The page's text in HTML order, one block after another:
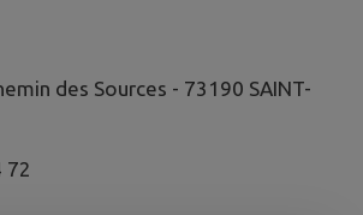
des Sources - 73190 SAINT-
72